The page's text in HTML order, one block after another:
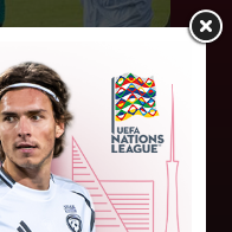
galda
aizvadīja UEFA
trešās kārtas
"Skonto"